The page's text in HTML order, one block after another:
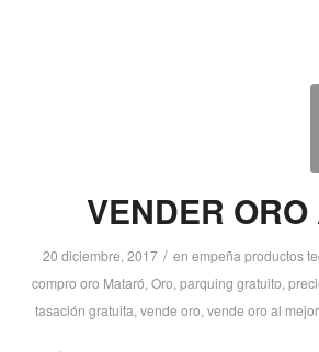
VENDER
20 diciembre, 2017 / en empeña productos
compro oro Mataró, Oro, parquing gratuito,
tasación gratuita, vende oro, vende oro al